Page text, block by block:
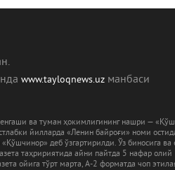
www.tayloqnews.uz манбаcи
ва туман ҳокимлигининг нашри —
йилларда «Ленин байроғи» номи
деб ўзгартирилди. Ўз биносига ва
таҳририятида айни пайтда 5 нафар олий
ойига тўрт марта, А-2 форматда чоп